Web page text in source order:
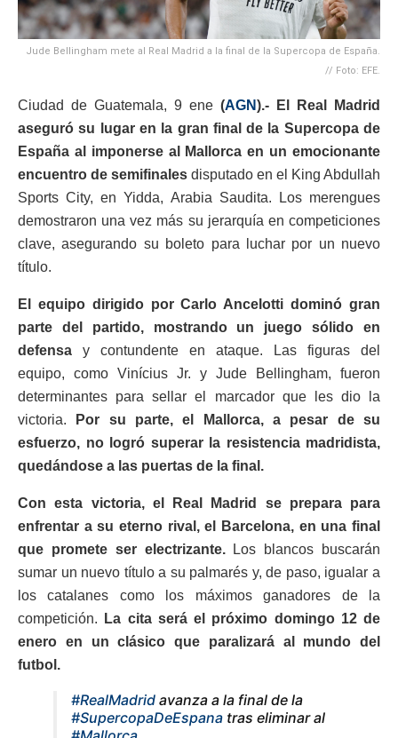
Jude Bellingham mete al Real Madrid a la final de la Supercopa de España.
// Foto: EFE.
Ciudad de Guatemala, 9 ene (AGN).- El Real Madrid
aseguró su lugar en la gran final de la Supercopa de
España al imponerse al Mallorca en un emocionante
encuentro de semifinales disputado en el King Abdullah
Sports City, en Yidda, Arabia Saudita. Los merengues
demostraron una vez más su jerarquía en competiciones
clave, asegurando su boleto para luchar por un nuevo
título.
El equipo dirigido por Carlo Ancelotti dominó gran
parte del partido, mostrando un juego sólido en
defensa y contundente en ataque. Las figuras del
equipo, como Vinícius Jr. y Jude Bellingham, fueron
determinantes para sellar el marcador que les dio la
victoria. Por su parte, el Mallorca, a pesar de su
esfuerzo, no logró superar la resistencia madridista,
quedándose a las puertas de la final.
Con esta victoria, el Real Madrid se prepara para
enfrentar a su eterno rival, el Barcelona, en una final
que promete ser electrizante.Los blancos buscarán
sumar un nuevo título a su palmarés y, de paso, igualar a
los catalanes como los máximos ganadores de la
competición. La cita será el próximo domingo 12 de
enero en un clásico que paralizará al mundo del
futbol.
#RealMadrid avanza a la final de la
#SupercopaDeEspana tras eliminar al